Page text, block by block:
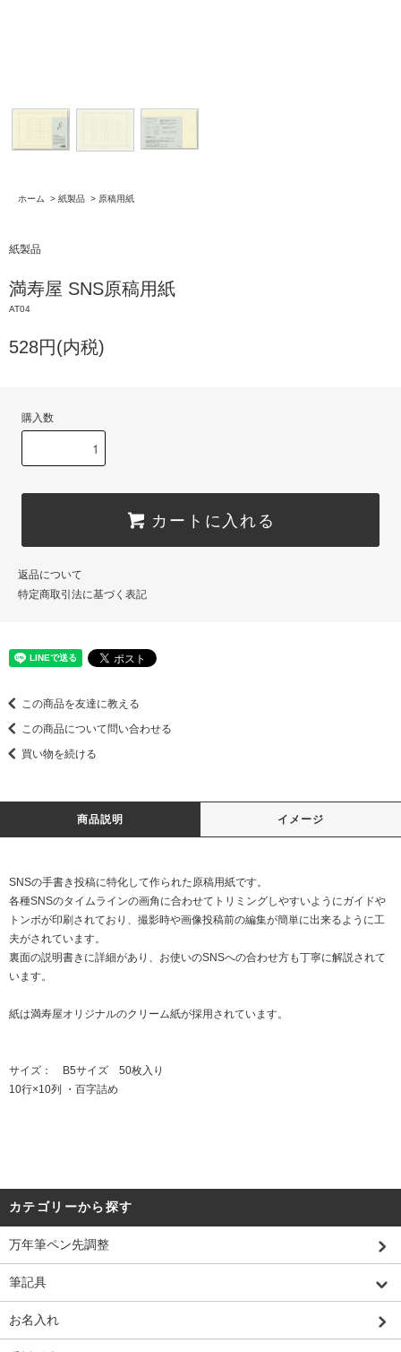
ホーム > 紙製品 > 原稿用紙
紙製品
満寿屋 SNS原稿用紙
AT04
528円(内税)
購入数
カートに入れる
返品について
特定商取引法に基づく表記
この商品を友達に教える
この商品について問い合わせる
買い物を続ける
商品説明 イメージ
SNSの手書き投稿に特化して作られた原稿用紙です。
各種SNSのタイムラインの画角に合わせてトリミングしやすいようにガイドや
トンボが印刷されており、撮影時や画像投稿前の編集が簡単に出来るように工
夫がされています。
裏面の説明書きに詳細があり、お使いのSNSへの合わせ方も丁寧に解説されて
います。
紙は満寿屋オリジナルのクリーム紙が採用されています。
サイズ： B5サイズ 50枚入り
10行×10列 ・百字詰め
カテゴリーから探す
万年筆ペン先調整
筆記具
お名入れ